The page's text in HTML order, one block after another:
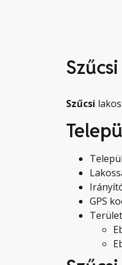
Szűcsi
GPS